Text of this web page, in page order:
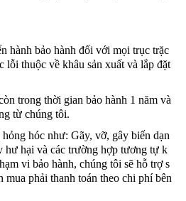
hành bảo hành đối với mọi trục trặc
lỗi thuộc về khâu sản xuất và lắp đặt
trong thời gian bảo hành 1 năm và
từ chúng tôi.
hóc như: Gãy, vỡ, gây biến dạn
hư hại và các trường hợp tương tự k
vi bảo hành, chúng tôi sẽ hỗ trợ s
mua phải thanh toán theo chi phí bên